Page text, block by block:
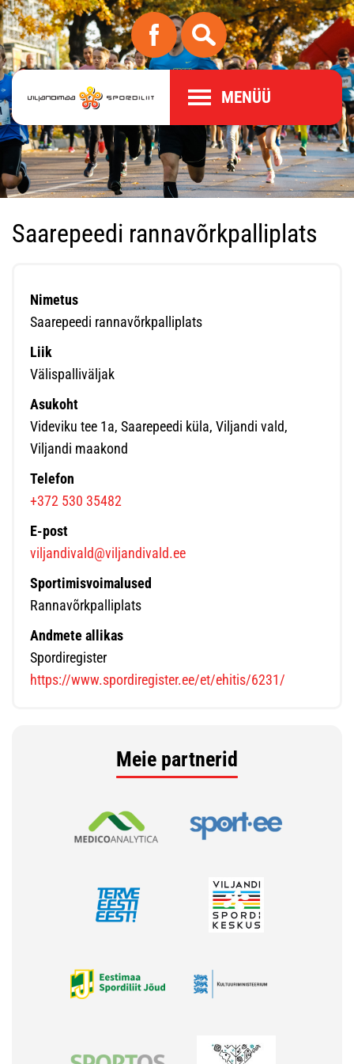
MENÜÜ
Saarepeedi rannavõrkpalliplats
Nimetus
Saarepeedi rannavõrkpalliplats
Liik
Välispalliväljak
Asukoht
Videviku tee 1a, Saarepeedi küla, Viljandi vald,
Viljandi maakond
Telefon
+372 530 35482
E-post
viljandivald@viljandivald.ee
Sportimisvoimalused
Rannavõrkpalliplats
Andmete allikas
Spordiregister
https://www.spordiregister.ee/et/ehitis/6231/
Meie partnerid